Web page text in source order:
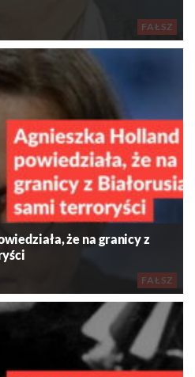
FAŁSZ
FAŁSZ
że na granicy z